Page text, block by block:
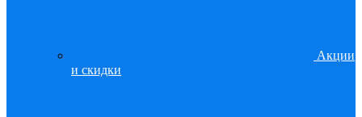
Акции
и скидки